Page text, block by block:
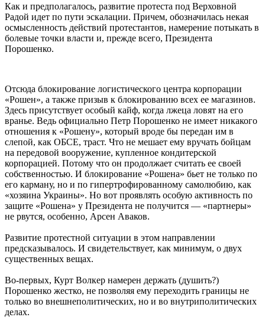
Как и предполагалось, развитие протеста под Верховной
Радой идет по пути эскалации. Причем, обозначилась некая
осмысленность действий протестантов, намерение потыкать в
болевые точки власти и, прежде всего, Президента
Порошенко.
Отсюда блокирование логистического центра корпорации
«Рошен», а также призыв к блокированию всех ее магазинов.
Здесь присутствует особый кайф, когда лжеца ловят на его
вранье. Ведь официально Петр Порошенко не имеет никакого
отношения к «Рошену», который вроде бы передан им в
слепой, как ОБСЕ, траст. Что не мешает ему вручать бойцам
на передовой вооружение, купленное кондитерской
корпорацией. Потому что он продолжает считать ее своей
собственностью. И блокирование «Рошена» бьет не только по
его карману, но и по гипертрофированному самолюбию, как
«хозяина Украины». Но вот проявлять особую активность по
защите «Рошена» у Президента не получится — «партнеры»
не рвутся, особенно, Арсен Аваков.
Развитие протестной ситуации в этом направлении
предсказывалось. И свидетельствует, как минимум, о двух
существенных вещах.
Во-первых, Курт Волкер намерен держать (душить?)
Порошенко жестко, не позволяя ему переходить границы не
только во внешнеполитических, но и во внутриполитических
делах.